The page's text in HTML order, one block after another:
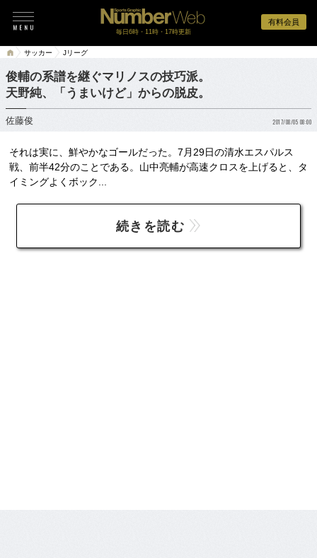
有料会員
毎日6時・11時・17時更新
サッカー Jリーグ
俊輔の系譜を継ぐマリノスの技巧派。
天野純、「うまいけど」からの脱皮。
佐藤俊 2017/08/05 08:00
それは実に、鮮やかなゴールだった。7月29日の清水エスパルス
戦、前半42分のことである。山中亮輔が高速クロスを上げると、タ
イミングよくボック...
続きを読む